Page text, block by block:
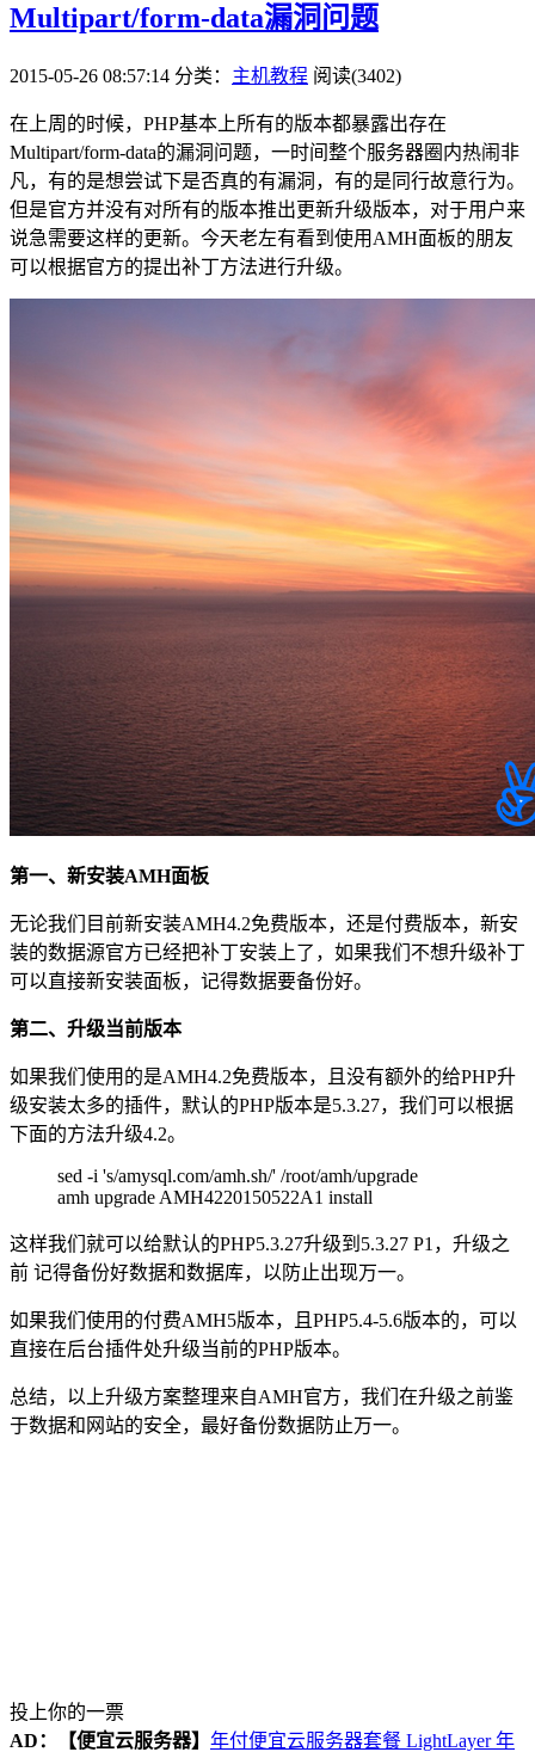
Multipart/form-data漏洞问题
2015-05-26 08:57:14 分类： 主机教程 阅读(3402)
在上周的时候，PHP基本上所有的版本都暴露出存在
Multipart/form-data的漏洞问题，一时间整个服务器圈内热闹非
凡，有的是想尝试下是否真的有漏洞，有的是同行故意行为。
但是官方并没有对所有的版本推出更新升级版本，对于用户来
说急需要这样的更新。今天老左有看到使用AMH面板的朋友
可以根据官方的提出补丁方法进行升级。
第一、新安装AMH面板
无论我们目前新安装AMH4.2免费版本，还是付费版本，新安
装的数据源官方已经把补丁安装上了，如果我们不想升级补丁
可以直接新安装面板，记得数据要备份好。
第二、升级当前版本
如果我们使用的是AMH4.2免费版本，且没有额外的给PHP升
级安装太多的插件，默认的PHP版本是5.3.27，我们可以根据
下面的方法升级4.2。
sed -i 's/amysql.com/amh.sh/' /root/amh/upgrade
amh upgrade AMH4220150522A1 install
这样我们就可以给默认的PHP5.3.27升级到5.3.27 P1，升级之
前 记得备份好数据和数据库，以防止出现万一。
如果我们使用的付费AMH5版本，且PHP5.4-5.6版本的，可以
直接在后台插件处升级当前的PHP版本。
总结，以上升级方案整理来自AMH官方，我们在升级之前鉴
于数据和网站的安全，最好备份数据防止万一。
投上你的一票
AD：
【便宜云服务器】 年付便宜云服务器套餐 LightLayer 年